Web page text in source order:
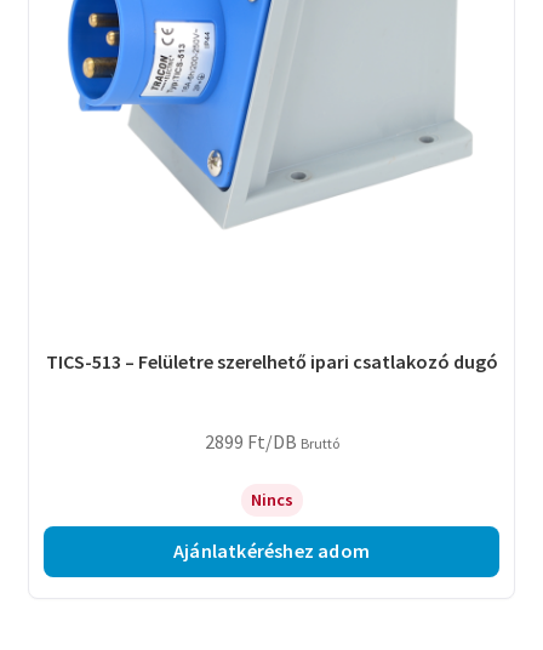
TICS-513 – Felületre szerelhető ipari csatlakozó dugó
2899 Ft/DB Bruttó
Nincs
Ajánlatkéréshez adom